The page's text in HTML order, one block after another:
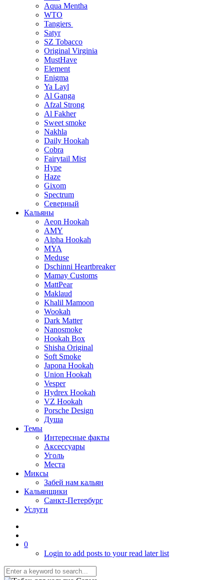
Aqua Mentha
WTO
Tangiers
Satyr
SZ Tobacco
Original Virginia
MustHave
Element
Enigma
Ya Layl
Al Ganga
Afzal Strong
Al Fakher
Sweet smoke
Nakhla
Daily Hookah
Cobra
Fairytail Mist
Hype
Haze
Gixom
Spectrum
Северный
Кальяны
Aeon Hookah
AMY
Alpha Hookah
MYA
Meduse
Dschinni Heartbreaker
Mamay Customs
MattPear
Maklaud
Khalil Mamoon
Wookah
Dark Matter
Nanosmoke
Hookah Box
Shisha Original
Soft Smoke
Japona Hookah
Union Hookah
Vesper
Hydrex Hookah
VZ Hookah
Porsche Design
Душа
Темы
Интересные факты
Аксессуары
Уголь
Места
Миксы
Забей нам кальян
Кальянщики
Санкт-Петербург
Услуги
0
Login to add posts to your read later list